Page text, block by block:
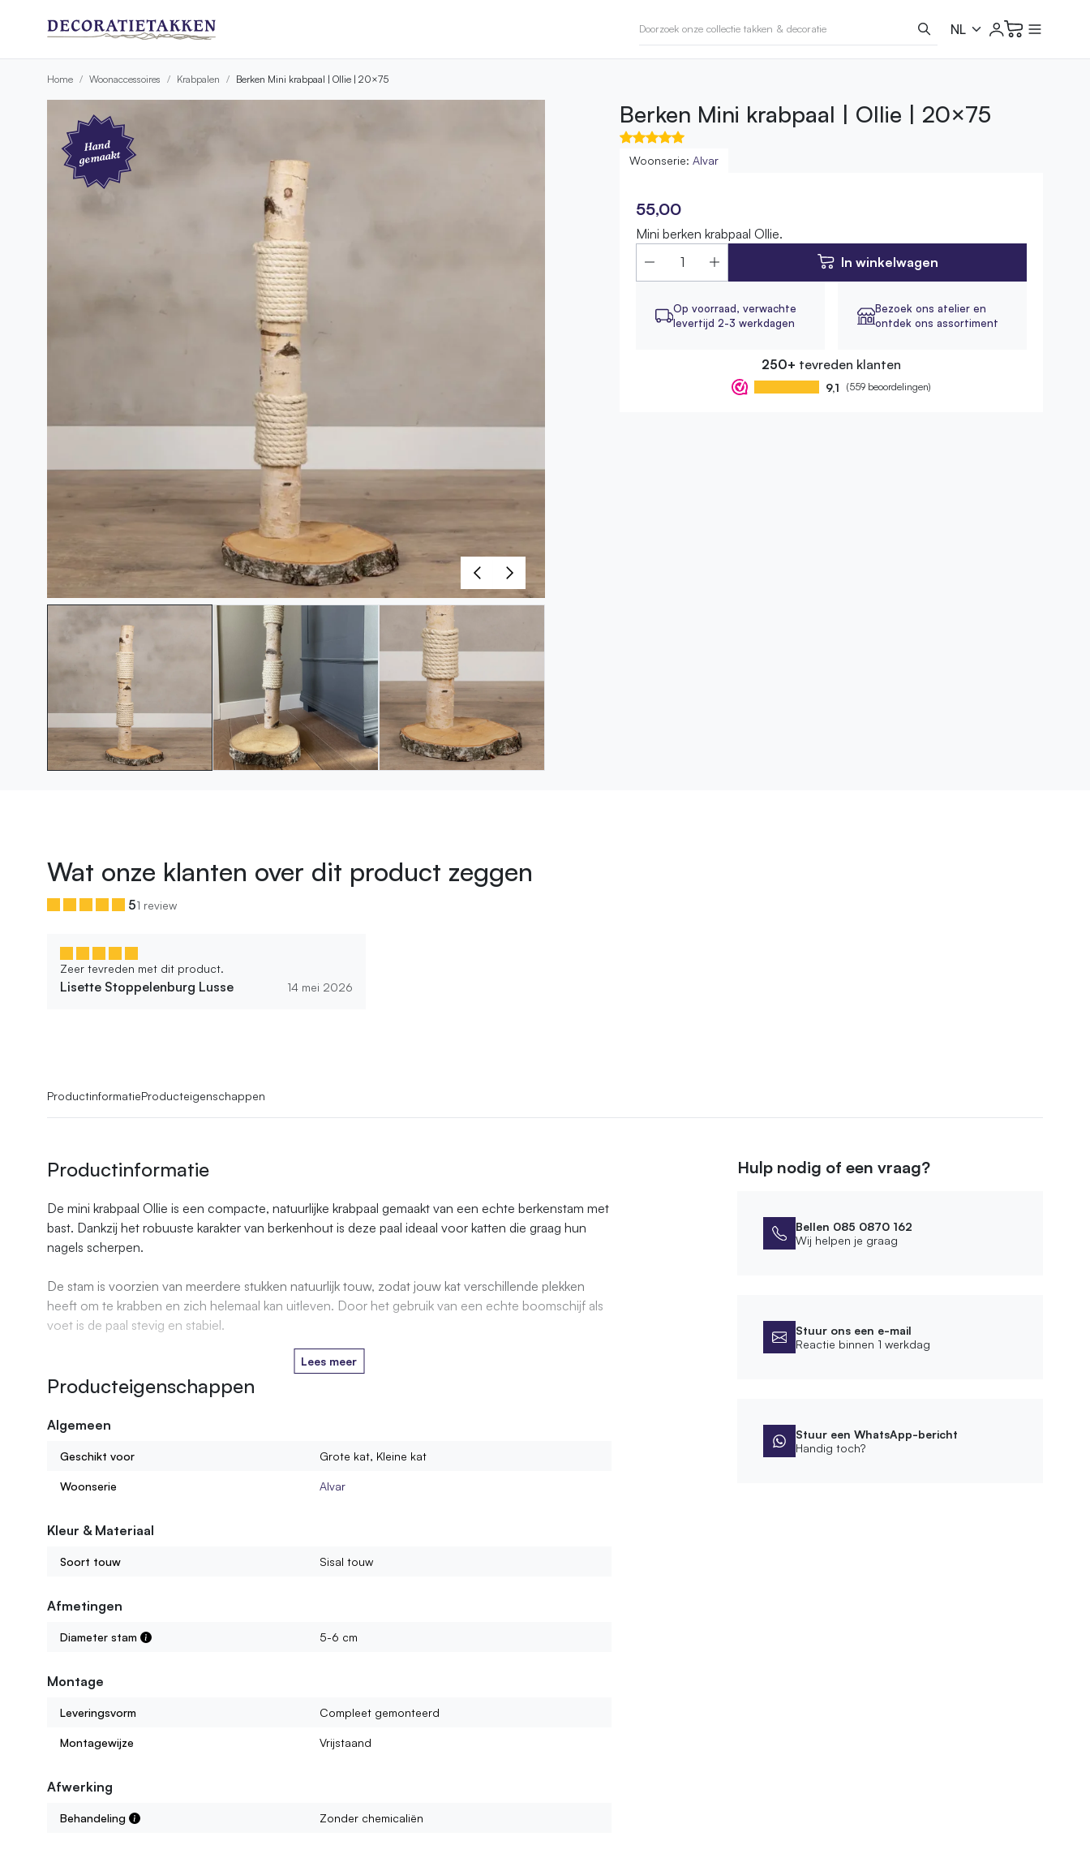
Home Woonaccessoires Krabpalen Berken Mini krabpaal | Ollie | 20×75
Hand
gemaakt
Berken Mini krabpaal | Ollie | 20×75
Woonserie:Alvar
55,00
Mini berken krabpaal Ollie.
In winkelwagen
Op voorraad, verwachte
levertijd 2-3 werkdagen
Bezoek ons atelier en
ontdek ons assortiment
250+ tevreden klanten
9,1 (559 beoordelingen)
Wat onze klanten over dit product zeggen
51 review
Zeer tevreden met dit product.
Lisette Stoppelenburg Lusse 14 mei 2026
ProductinformatieProducteigenschappen
Productinformatie
De mini krabpaal Ollie is een compacte, natuurlijke krabpaal gemaakt van een echte berkenstam met
bast. Dankzij het robuuste karakter van berkenhout is deze paal ideaal voor katten die graag hun
nagels scherpen.
De stam is voorzien van meerdere stukken natuurlijk touw, zodat jouw kat verschillende plekken
heeft om te krabben en zich helemaal kan uitleven. Door het gebruik van een echte boomschijf als
voet is de paal stevig en stabiel.
Lees meer
Producteigenschappen
Algemeen
Geschikt voor Grote kat, Kleine kat
Woonserie Alvar
Kleur & Materiaal
Soort touw Sisal touw
Afmetingen
Diameter stam 5-6 cm
Montage
Leveringsvorm Compleet gemonteerd
Montagewijze Vrijstaand
Afwerking
Behandeling Zonder chemicaliën
Hulp nodig of een vraag?
Bellen 085 0870 162
Wij helpen je graag
Stuur ons een e-mail
Reactie binnen 1 werkdag
Stuur een WhatsApp-bericht
Handig toch?